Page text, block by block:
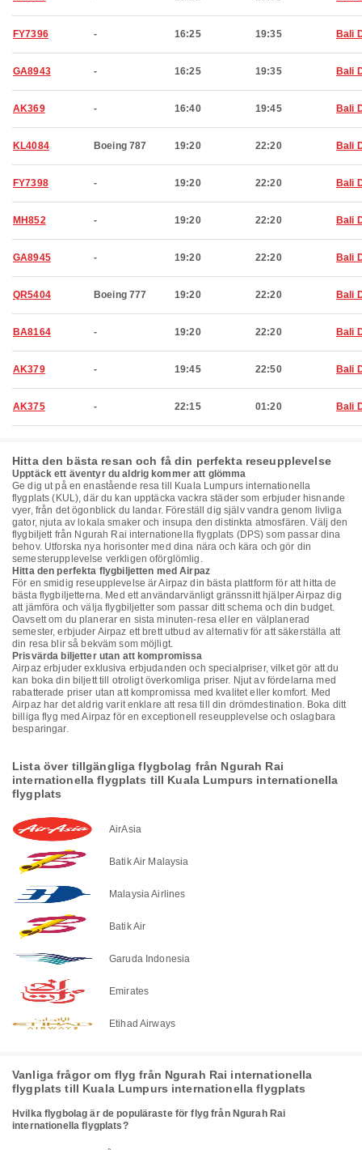
FY7396 - 16:25 19:35 Bali
GA8943 - 16:25 19:35 Bali
AK369 - 16:40 19:45 Bali
KL4084 Boeing 787 19:20 22:20 Bali
FY7398 - 19:20 22:20 Bali
MH852 - 19:20 22:20 Bali
GA8945 - 19:20 22:20 Bali
QR5404 Boeing 777 19:20 22:20 Bali
BA8164 - 19:20 22:20 Bali
AK379 - 19:45 22:50 Bali
AK375 - 22:15 01:20 Bali
Hitta den bästa resan och få din perfekta reseupplevelse
Upptäck ett äventyr du aldrig kommer att glömma
Ge dig ut på en enastående resa till Kuala Lumpurs internationella
flygplats (KUL), där du kan upptäcka vackra städer som erbjuder hisnande
vyer, från det ögonblick du landar. Föreställ dig själv vandra genom livliga
gator, njuta av lokala smaker och insupa den distinkta atmosfären. Välj den
flygbiljett från Ngurah Rai internationella flygplats (DPS) som passar dina
behov. Utforska nya horisonter med dina nära och kära och gör din
semesterupplevelse verkligen oförglömlig.
Hitta den perfekta flygbiljetten med Airpaz
För en smidig reseupplevelse är Airpaz din bästa plattform för att hitta de
bästa flygbiljetterna. Med ett användarvänligt gränssnitt hjälper Airpaz dig
att jämföra och välja flygbiljetter som passar ditt schema och din budget.
Oavsett om du planerar en sista minuten-resa eller en välplanerad
semester, erbjuder Airpaz ett brett utbud av alternativ för att säkerställa att
din resa blir så bekväm som möjligt.
Prisvärda biljetter utan att kompromissa
Airpaz erbjuder exklusiva erbjudanden och specialpriser, vilket gör att du
kan boka din biljett till otroligt överkomliga priser. Njut av fördelarna med
rabatterade priser utan att kompromissa med kvalitet eller komfort. Med
Airpaz har det aldrig varit enklare att resa till din drömdestination. Boka ditt
billiga flyg med Airpaz för en exceptionell reseupplevelse och oslagbara
besparingar.
Lista över tillgängliga flygbolag från Ngurah Rai
internationella flygplats till Kuala Lumpurs internationella
flygplats
AirAsia
Batik Air Malaysia
Malaysia Airlines
Batik Air
Garuda Indonesia
Emirates
Etihad Airways
Vanliga frågor om flyg från Ngurah Rai internationella
flygplats till Kuala Lumpurs internationella flygplats
Hvilka flygbolag är de populäraste för flyg från Ngurah Rai
internationella flygplats?